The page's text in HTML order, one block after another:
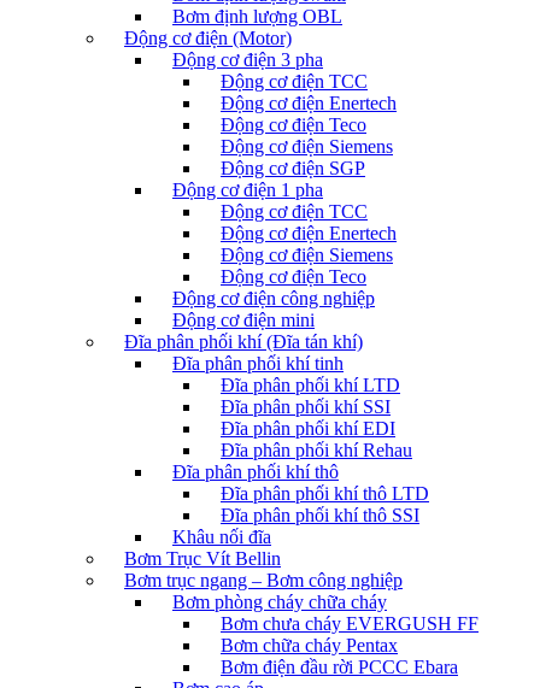
Bơm định lượng OBL
Động cơ điện (Motor)
Động cơ điện 3 pha
Động cơ điện TCC
Động cơ điện Enertech
Động cơ điện Teco
Động cơ điện Siemens
Động cơ điện SGP
Động cơ điện 1 pha
Động cơ điện TCC
Động cơ điện Enertech
Động cơ điện Siemens
Động cơ điện Teco
Động cơ điện công nghiệp
Động cơ điện mini
Đĩa phân phối khí (Đĩa tán khí)
Đĩa phân phối khí tinh
Đĩa phân phối khí LTD
Đĩa phân phối khí SSI
Đĩa phân phối khí EDI
Đĩa phân phối khí Rehau
Đĩa phân phối khí thô
Đĩa phân phối khí thô LTD
Đĩa phân phối khí thô SSI
Khâu nối đĩa
Bơm Trục Vít Bellin
Bơm trục ngang – Bơm công nghiệp
Bơm phòng cháy chữa cháy
Bơm chưa cháy EVERGUSH FF
Bơm chữa cháy Pentax
Bơm điện đầu rời PCCC Ebara